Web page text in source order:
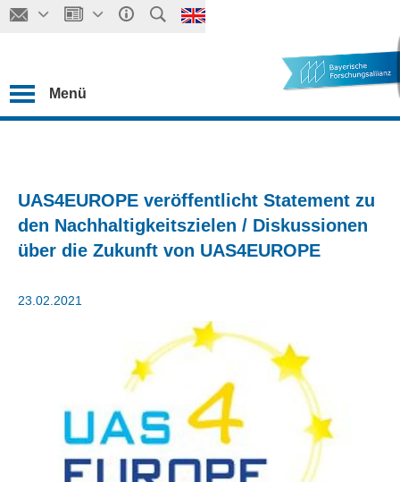
Menü
UAS4EUROPE veröffentlicht Statement zu
den Nachhaltigkeitszielen / Diskussionen
über die Zukunft von UAS4EUROPE
23.02.2021